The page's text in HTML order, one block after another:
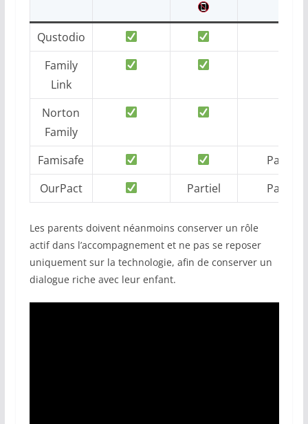
Qustodio
Family
Link
Norton
Family
Famisafe
Partiel
OurPact
Partiel Partiel
Les parents doivent néanmoins conserver un rôle
actif dans l’accompagnement et ne pas se reposer
uniquement sur la technologie, afin de conserver un
dialogue riche avec leur enfant.